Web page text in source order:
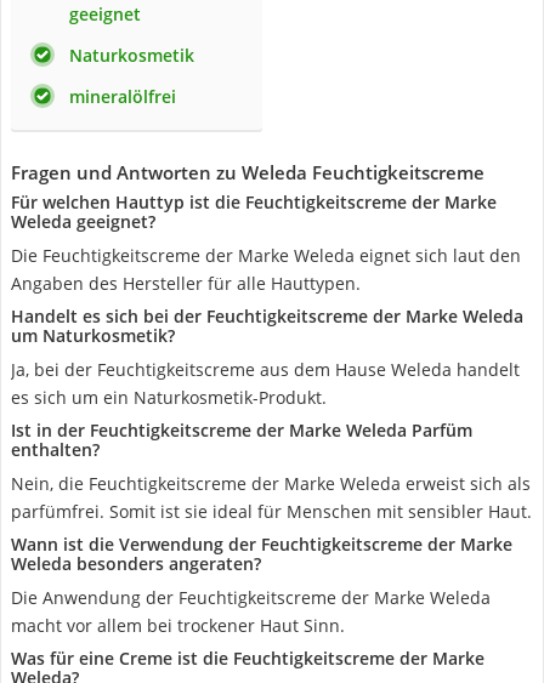
geeignet
Naturkosmetik
mineralölfrei
Fragen und Antworten zu Weleda Feuchtigkeitscreme
Für welchen Hauttyp ist die Feuchtigkeitscreme der Marke
Weleda geeignet?
Die Feuchtigkeitscreme der Marke Weleda eignet sich laut den
Angaben des Hersteller für alle Hauttypen.
Handelt es sich bei der Feuchtigkeitscreme der Marke Weleda
um Naturkosmetik?
Ja, bei der Feuchtigkeitscreme aus dem Hause Weleda handelt
es sich um ein Naturkosmetik-Produkt.
Ist in der Feuchtigkeitscreme der Marke Weleda Parfüm
enthalten?
Nein, die Feuchtigkeitscreme der Marke Weleda erweist sich als
parfümfrei. Somit ist sie ideal für Menschen mit sensibler Haut.
Wann ist die Verwendung der Feuchtigkeitscreme der Marke
Weleda besonders angeraten?
Die Anwendung der Feuchtigkeitscreme der Marke Weleda
macht vor allem bei trockener Haut Sinn.
Was für eine Creme ist die Feuchtigkeitscreme der Marke
Weleda?